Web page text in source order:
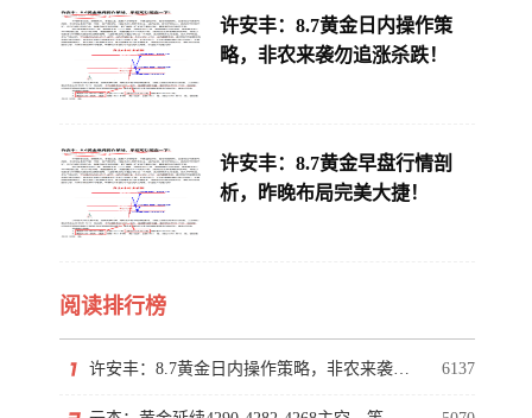
许安丰：8.7黄金日内操作策
略，非农来袭勿追涨杀跌！
许安丰：8.7黄金早盘行情剖
析，昨晚布局完美大捷！
阅读排行榜
许安丰：8.7黄金日内操作策略，非农来袭勿追涨杀跌！ 6137